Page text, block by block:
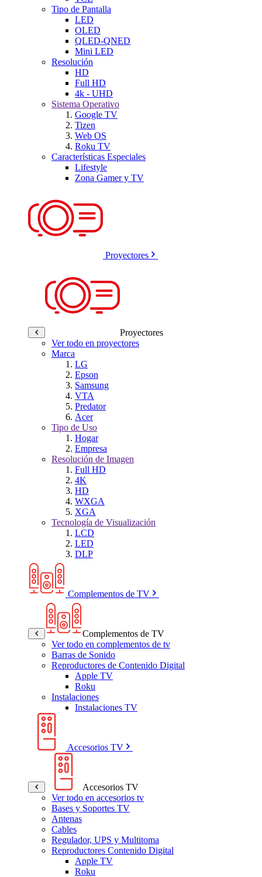
Tipo de Pantalla
LED
OLED
QLED-QNED
Mini LED
Resolución
HD
Full HD
4k - UHD
Sistema Operativo
Google TV
Tizen
Web OS
Roku TV
Características Especiales
Lifestyle
Zona Gamer y TV
Proyectores
Proyectores
Ver todo en proyectores
Marca
LG
Epson
Samsung
VTA
Predator
Acer
Tipo de Uso
Hogar
Empresa
Resolución de Imagen
Full HD
4K
HD
WXGA
XGA
Tecnología de Visualización
LCD
LED
DLP
Complementos de TV
Complementos de TV
Ver todo en complementos de tv
Barras de Sonido
Reproductores de Contenido Digital
Apple TV
Roku
Instalaciones
Instalaciones TV
Accesorios TV
Accesorios TV
Ver todo en accesorios tv
Bases y Soportes TV
Antenas
Cables
Regulador, UPS y Multitoma
Reproductores Contenido Digital
Apple TV
Roku